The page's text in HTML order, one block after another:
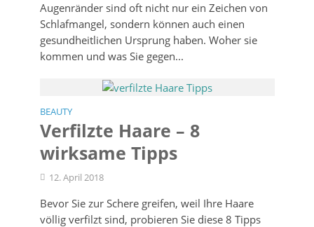
Augenränder sind oft nicht nur ein Zeichen von
Schlafmangel, sondern können auch einen
gesundheitlichen Ursprung haben. Woher sie
kommen und was Sie gegen...
BEAUTY
Verfilzte Haare – 8
wirksame Tipps
12. April 2018
Bevor Sie zur Schere greifen, weil Ihre Haare
völlig verfilzt sind, probieren Sie diese 8 Tipps